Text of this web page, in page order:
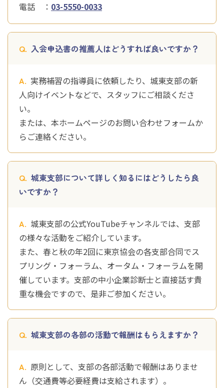
電話 ： 03-5550-0033
入会申込書の推薦人はどうすれば良いですか？
実務補習の指導員に依頼したり、城東支部の新
人向けイベントなどで、スタッフにご相談くださ
い。
または、本ホームページのお問い合わせフォームか
らご連絡ください。
城東支部について詳しく知るにはどうしたら良
いですか？
城東支部の公式YouTubeチャンネルでは、支部
の様々な活動をご紹介しています。
また、春と秋の年2回に東京協会の各支部合同でス
プリング・フォーラム、オータム・フォーラムを開
催しています。支部の中小企業診断士と直接話す貴
重な機会ですので、是非ご参加ください。
城東支部の各部の活動で報酬はもらえますか？
原則として、支部の各部活動で報酬はありませ
ん（交通費等必要経費は支給されます）。